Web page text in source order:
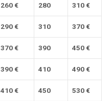
260 € 280 310 €
290 € 310 370 €
370 € 390 450 €
390 € 410 490 €
410 € 450 530 €